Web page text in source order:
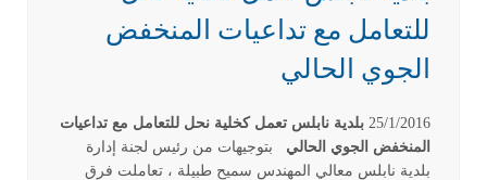
للتعامل مع تداعيات المنخفض
الجوي الحالي
25/1/2016 بلدية نابلس تعمل كخلية نحل للتعامل مع تداعيات
المنخفض الجوي الحالي بتوجيهات من رئيس لجنة إدارة
بلدية نابلس معالي المهندس سميح طبيلة ، تعاملت فرق